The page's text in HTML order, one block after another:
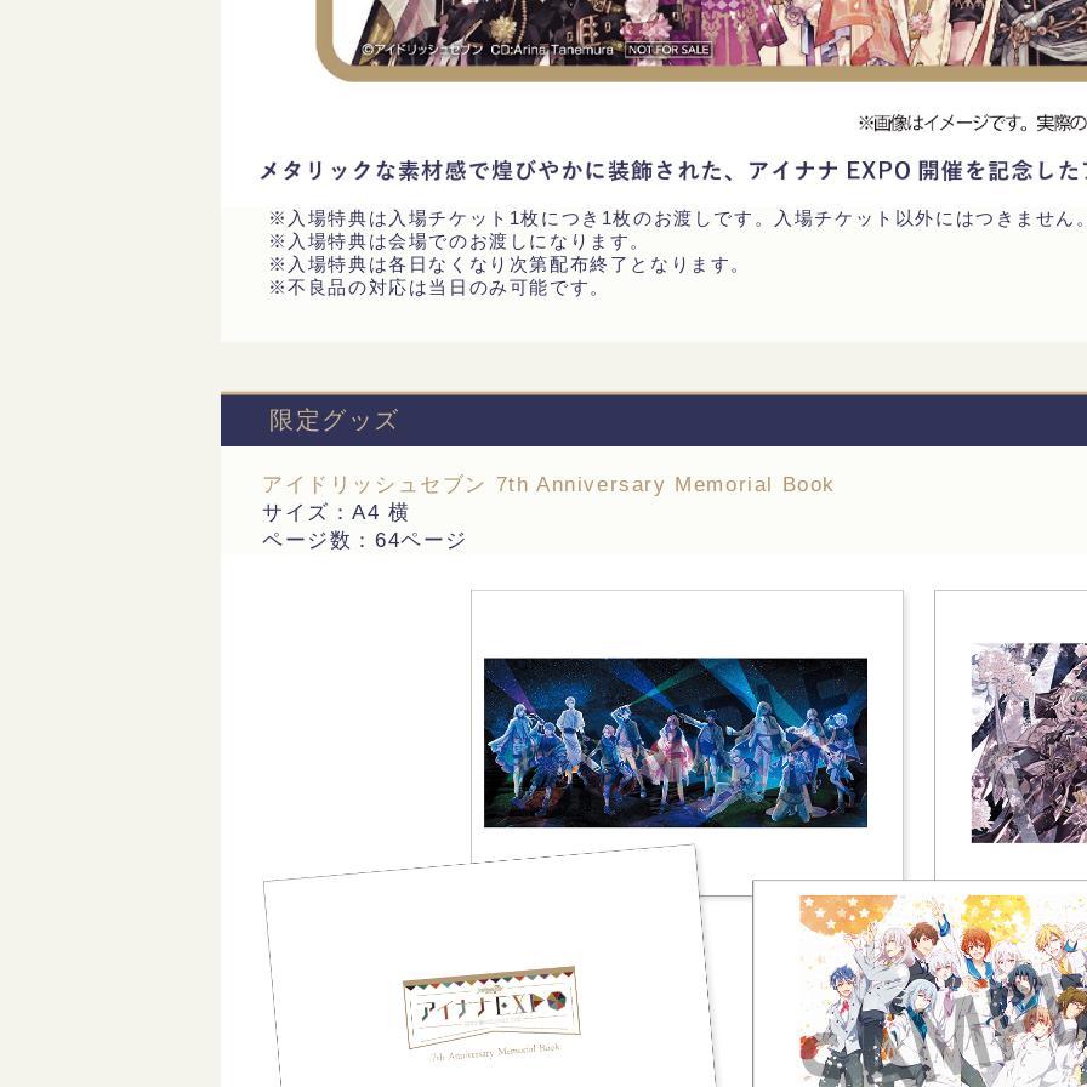
※入場特典は入場チケット1枚につき1枚のお渡しです。入場チケット以外にはつきません
※入場特典は会場でのお渡しになります。
※入場特典は各日なくなり次第配布終了となります。
※不良品の対応は当日のみ可能です。
限定グッズ
アイドリッシュセブン 7th Anniversary Memorial Book
サイズ：A4 横
ページ数：64ページ